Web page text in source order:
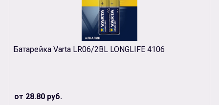
Батарейка Varta LR06/2BL LONGLIFE 4106
от 28.80 руб.